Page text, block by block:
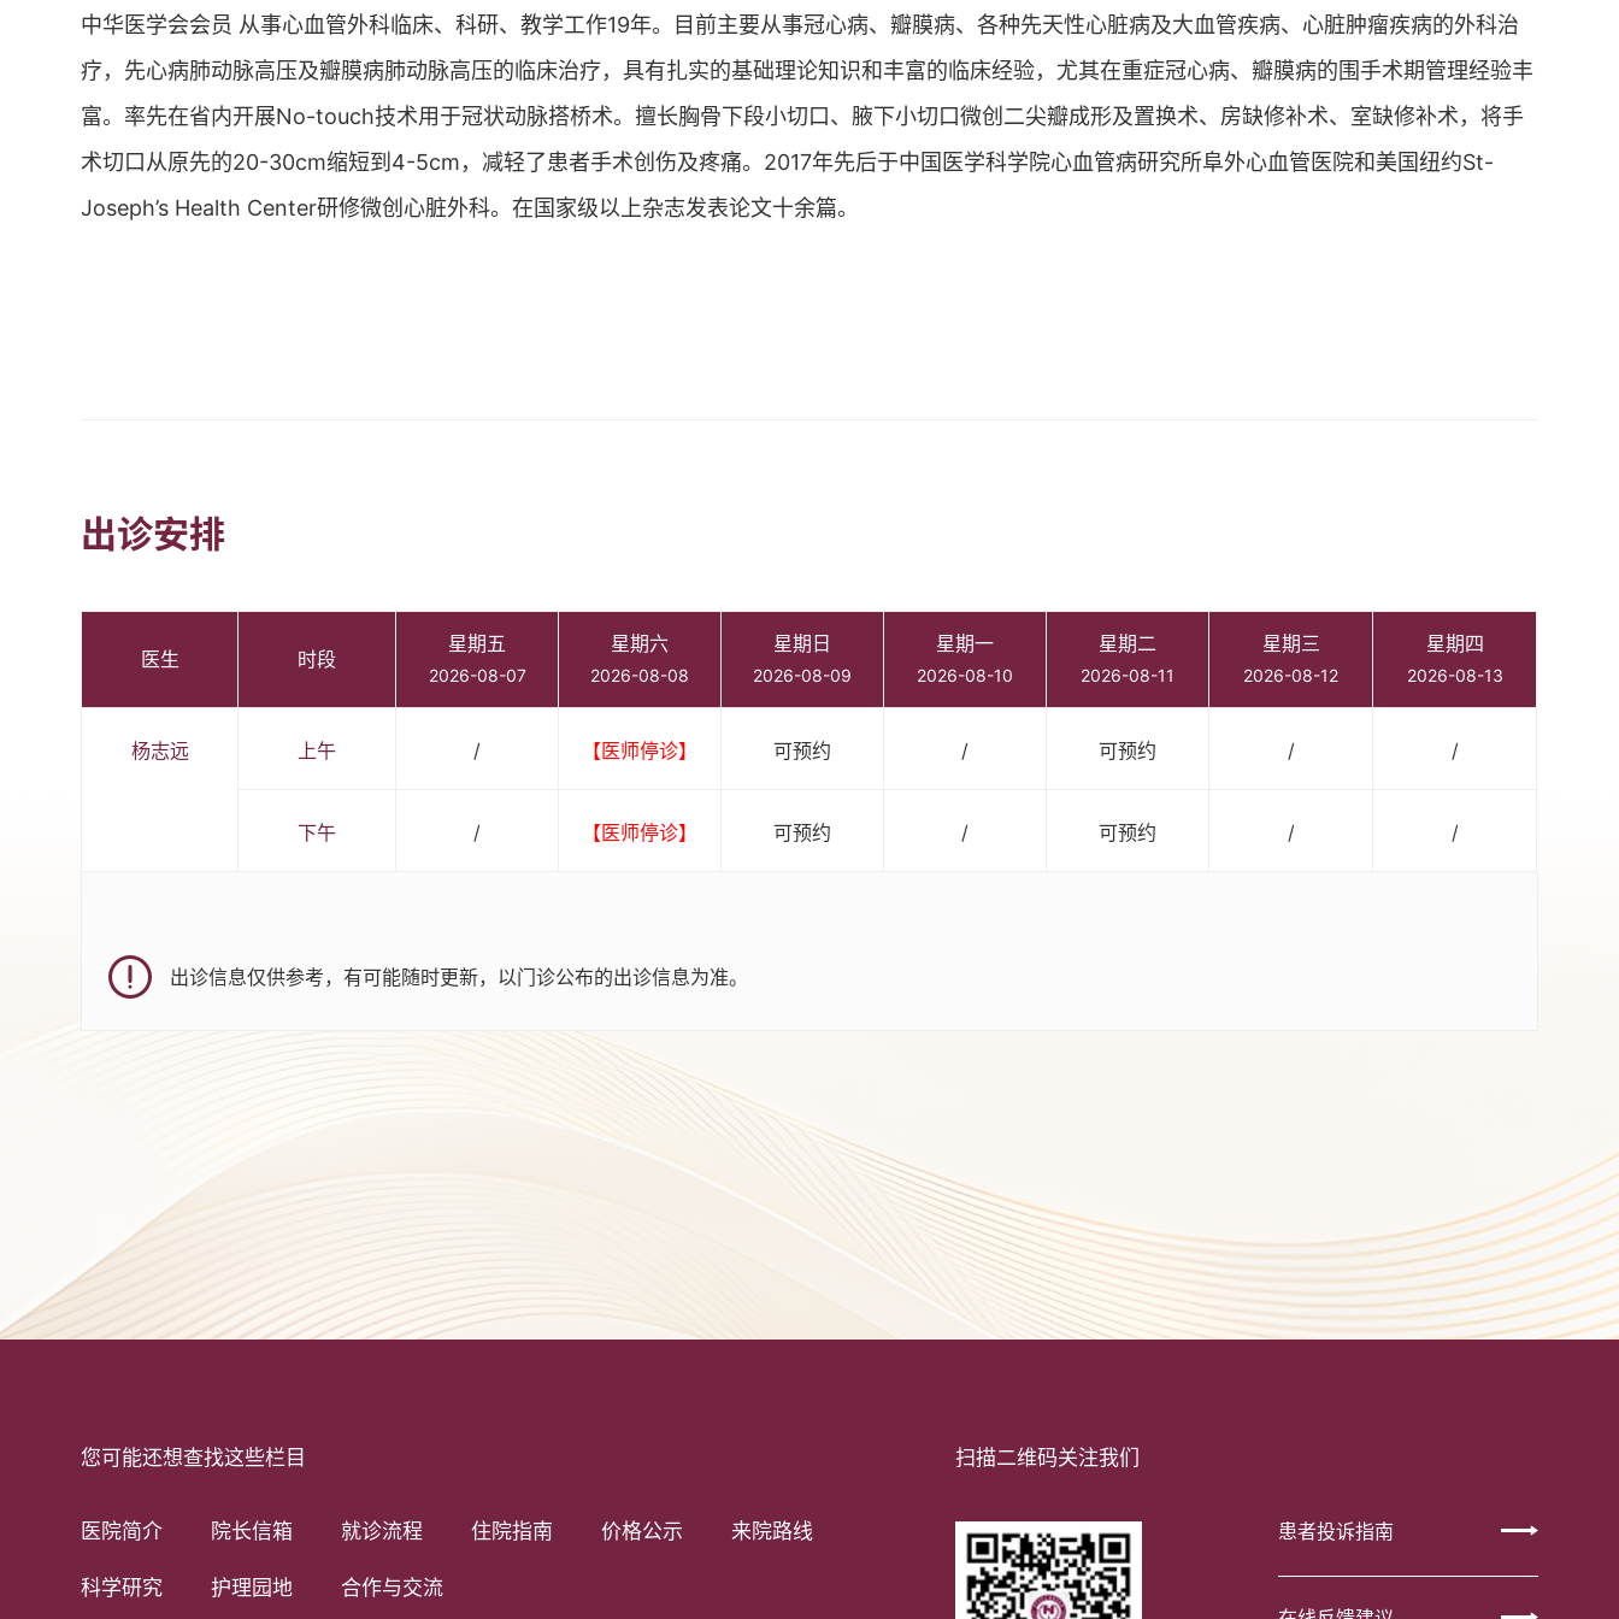
中华医学会会员 从事心血管外科临床、科研、教学工作19年。目前主要从事冠心病、瓣膜病、各种先天性心脏病及大血管疾病、心脏肿瘤疾病的外科治
疗，先心病肺动脉高压及瓣膜病肺动脉高压的临床治疗，具有扎实的基础理论知识和丰富的临床经验，尤其在重症冠心病、瓣膜病的围手术期管理经验丰
富。率先在省内开展No-touch技术用于冠状动脉搭桥术。擅长胸骨下段小切口、腋下小切口微创二尖瓣成形及置换术、房缺修补术、室缺修补术，将手
术切口从原先的20-30cm缩短到4-5cm，减轻了患者手术创伤及疼痛。2017年先后于中国医学科学院心血管病研究所阜外心血管医院和美国纽约St-
Joseph’s Health Center研修微创心脏外科。在国家级以上杂志发表论文十余篇。
出诊安排
医生 时段
星期五
2026-08-07
星期六
2026-08-08
星期日
2026-08-09
星期一
2026-08-10
星期二
2026-08-11
星期三
2026-08-12
星期四
2026-08-13
杨志远 上午 / 【医师停诊】 可预约 / 可预约 / /
下午 / 【医师停诊】 可预约 / 可预约 / /
出诊信息仅供参考，有可能随时更新，以门诊公布的出诊信息为准。
您可能还想查找这些栏目
医院简介 院长信箱 就诊流程 住院指南 价格公示 来院路线
科学研究 护理园地 合作与交流
扫描二维码关注我们
患者投诉指南